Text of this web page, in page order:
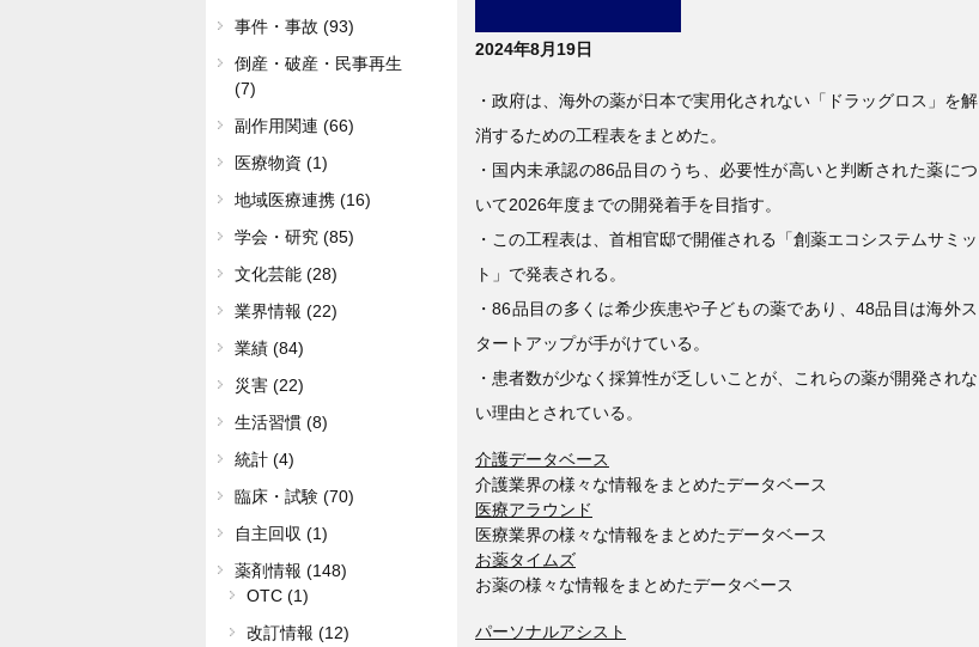
k
2024年8月19日
・政府は、海外の薬が日本で実用化されない「ドラッグロス」を解
消するための工程表をまとめた。
・国内未承認の86品目のうち、必要性が高いと判断された薬につ
いて2026年度までの開発着手を目指す。
・この工程表は、首相官邸で開催される「創薬エコシステムサミッ
ト」で発表される。
・86品目の多くは希少疾患や子どもの薬であり、48品目は海外ス
タートアップが手がけている。
・患者数が少なく採算性が乏しいことが、これらの薬が開発されな
い理由とされている。
介護データベース
介護業界の様々な情報をまとめたデータベース
医療アラウンド
医療業界の様々な情報をまとめたデータベース
お薬タイムズ
お薬の様々な情報をまとめたデータベース
パーソナルアシスト
事件・事故 (93)
倒産・破産・民事再生
(7)
副作用関連 (66)
医療物資 (1)
地域医療連携 (16)
学会・研究 (85)
文化芸能 (28)
業界情報 (22)
業績 (84)
災害 (22)
生活習慣 (8)
統計 (4)
臨床・試験 (70)
自主回収 (1)
薬剤情報 (148)
OTC (1)
改訂情報 (12)